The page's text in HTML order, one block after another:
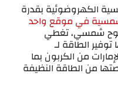
الكهروضوئية بقدرة
في موقع واحد
ملايين لوح شمسي، تغطي
توفير الطاقة لـ
من الكربون بما
من الطاقة النظيفة